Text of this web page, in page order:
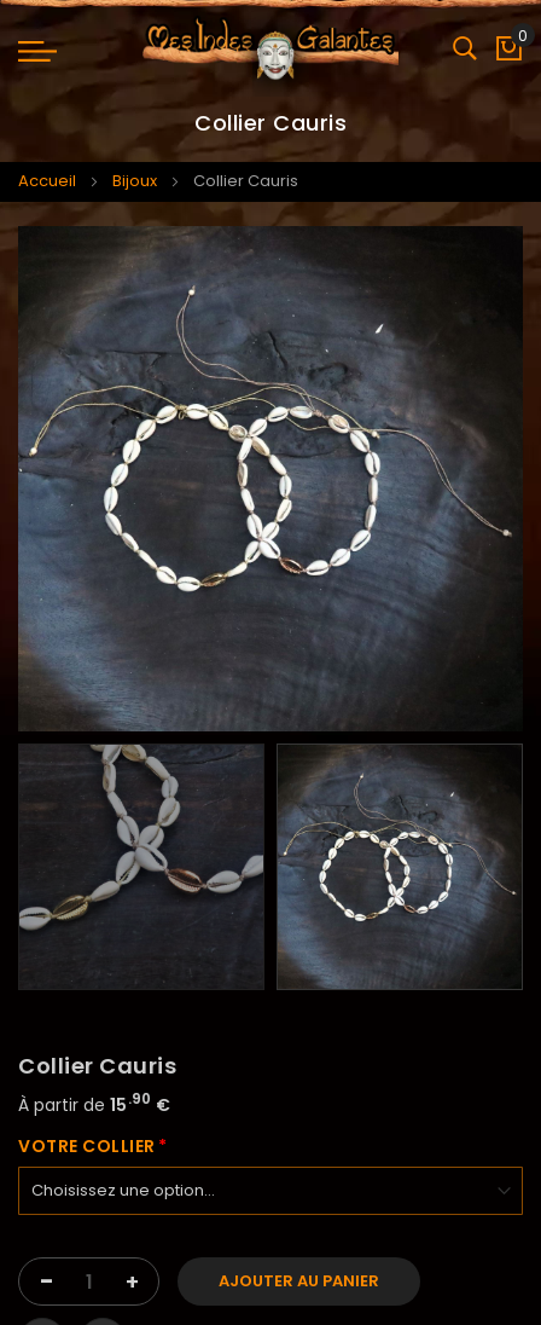
0
Collier Cauris
Accueil Bijoux Collier Cauris
Collier Cauris
À partir de 15.90 €
VOTRE COLLIER
- + AJOUTER AU PANIER